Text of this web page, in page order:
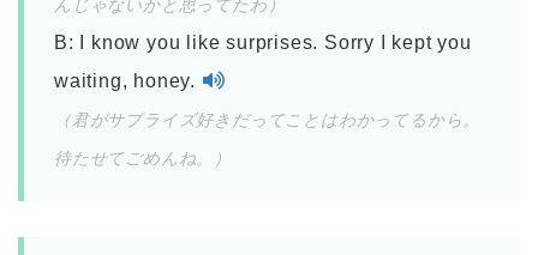
んじゃないかと思ってたわ）
B: I know you like surprises. Sorry I kept you
waiting, honey.
（君がサプライズ好きだってことはわかってるから。
待たせてごめんね。）